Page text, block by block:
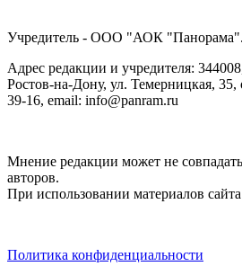
Учредитель - ООО "АОК "Панорама".
Адрес редакции и учредителя:
Ростов-на-Дону, ул. Темерницкая,
39-16, email: info@panram.ru
Мнение редакции может не
авторов.
При использовании материалов
Политика конфиденциальности